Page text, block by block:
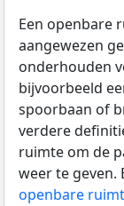
Een openbare
aangewezen
onderhouden
bijvoorbeeld
spoorbaan of
verdere
ruimte om de
weer te geven.
openbare